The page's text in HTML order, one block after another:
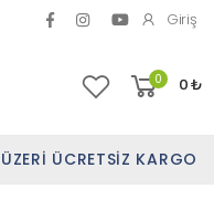
Giriş
0 0₺
ÜCRETSIZ KARGO